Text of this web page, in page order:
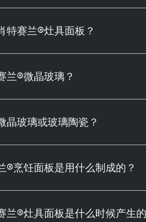
特赛兰®灶具面板？
兰®微晶玻璃？
晶玻璃或玻璃陶瓷？
®烹饪面板是用什么制成的？
兰®灶具面板是什么时候产生